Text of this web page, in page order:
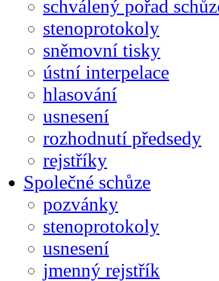
schválený pořad
stenoprotokoly
sněmovní tisky
ústní interpelace
hlasování
usnesení
rozhodnutí předsedy
rejstříky
Společné schůze
pozvánky
stenoprotokoly
usnesení
jmenný rejstřík